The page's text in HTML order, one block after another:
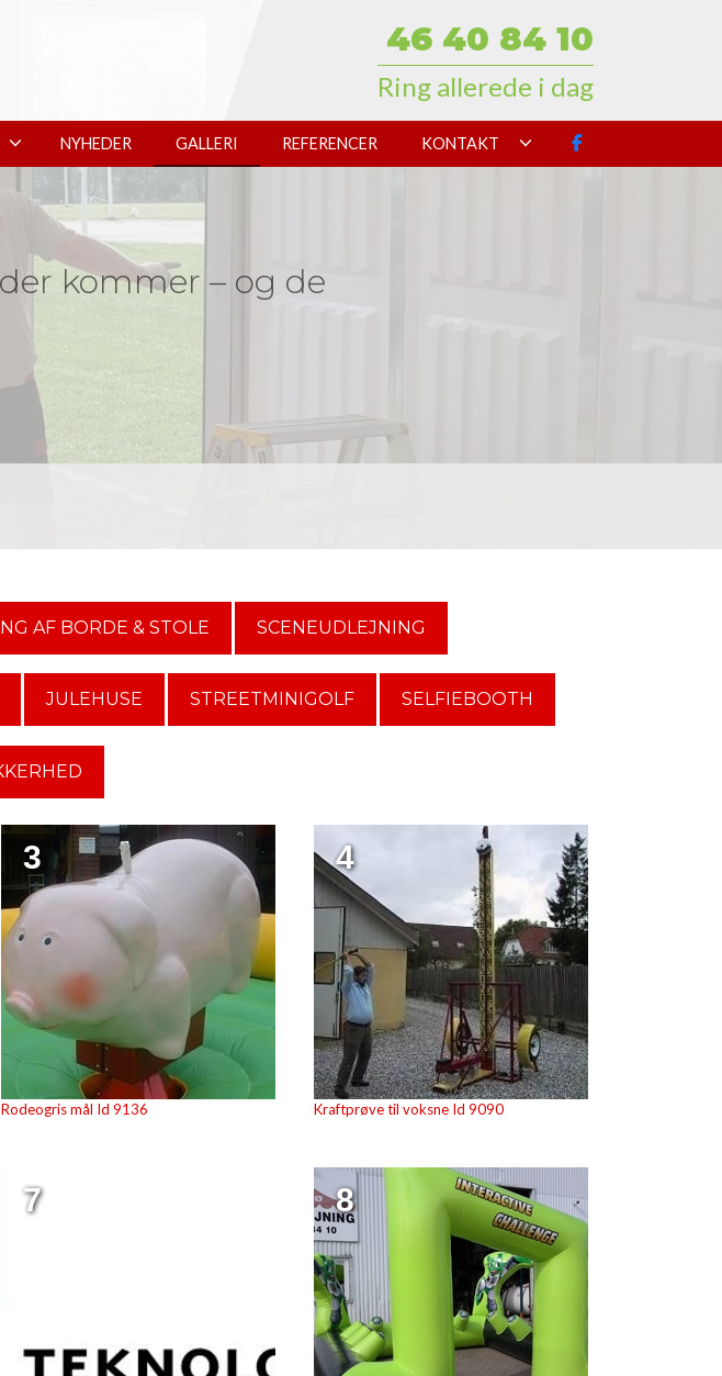
46 40 84 10
Ring allerede i dag
NYHEDER GALLERI REFERENCER KONTAKT
kommer – og de
AF BORDE & STOLE SCENEUDLEJNING
JULEHUSE STREETMINIGOLF SELFIEBOOTH
3
Rodeogris mål Id 9136
4
Kraftprøve til voksne Id 9090
7 8